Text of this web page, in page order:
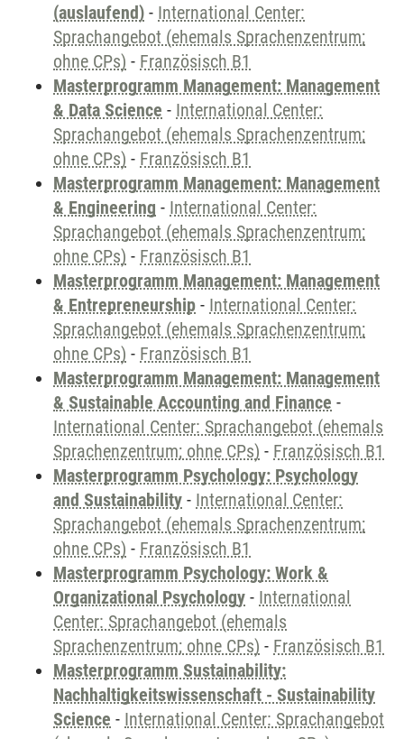
(auslaufend) - International Center:
Sprachangebot (ehemals Sprachenzentrum;
ohne CPs) - Französisch B1
Masterprogramm Management: Management
& Data Science - International Center:
Sprachangebot (ehemals Sprachenzentrum;
ohne CPs) - Französisch B1
Masterprogramm Management: Management
& Engineering - International Center:
Sprachangebot (ehemals Sprachenzentrum;
ohne CPs) - Französisch B1
Masterprogramm Management: Management
& Entrepreneurship - International Center:
Sprachangebot (ehemals Sprachenzentrum;
ohne CPs) - Französisch B1
Masterprogramm Management: Management
& Sustainable Accounting and Finance -
International Center: Sprachangebot (ehemals
Sprachenzentrum; ohne CPs) - Französisch B1
Masterprogramm Psychology: Psychology
and Sustainability - International Center:
Sprachangebot (ehemals Sprachenzentrum;
ohne CPs) - Französisch B1
Masterprogramm Psychology: Work &
Organizational Psychology - International
Center: Sprachangebot (ehemals
Sprachenzentrum; ohne CPs) - Französisch B1
Masterprogramm Sustainability:
Nachhaltigkeitswissenschaft - Sustainability
Science - International Center: Sprachangebot